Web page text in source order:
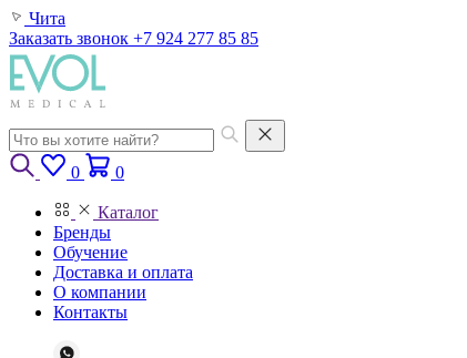
Чита
Заказать звонок +7 924 277 85 85
0 0
Каталог
Бренды
Обучение
Доставка и оплата
О компании
Контакты